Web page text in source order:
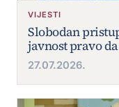
VIJESTI
Slobodan
javnost pravo da
27.07.2026.